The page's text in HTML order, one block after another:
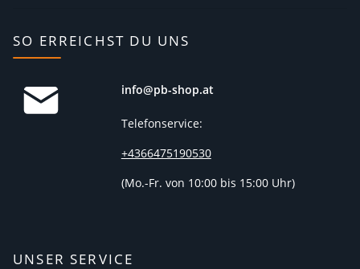
SO ERREICHST DU UNS
info@pb-shop.at
Telefonservice:
+4366475190530
(Mo.-Fr. von 10:00 bis 15:00 Uhr)
UNSER SERVICE